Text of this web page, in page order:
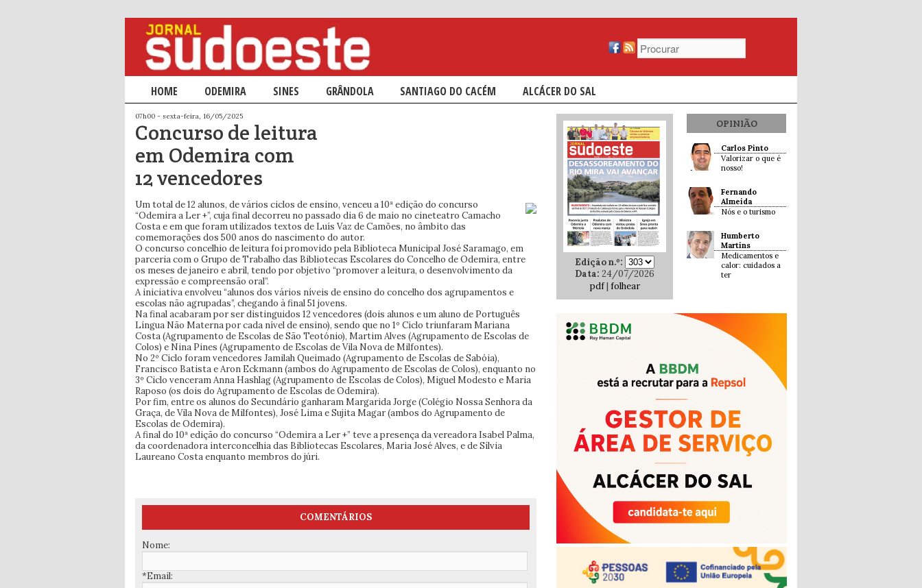
Menu principal
SALTAR PARA O CONTEÚDO PRIMÁRIO
SALTAR PARA O CONTEÚDO SECUNDÁRIO
HOME ODEMIRA SINES GRÂNDOLA SANTIAGO DO CACÉM ALCÁCER DO SAL
07h00 - sexta-feira, 16/05/2025
Concurso de leitura
em Odemira com
12 vencedores
Um total de 12 alunos, de vários ciclos de ensino, venceu a 10ª edição do concurso
“Odemira a Ler +”, cuja final decorreu no passado dia 6 de maio no cineteatro Camacho
Costa e em que foram utilizados textos de Luís Vaz de Camões, no âmbito das
comemorações dos 500 anos do nascimento do autor.
O concurso concelhio de leitura foi promovido pela Biblioteca Municipal José Saramago, em
parceria com o Grupo de Trabalho das Bibliotecas Escolares do Concelho de Odemira, entre
os meses de janeiro e abril, tendo por objetivo “promover a leitura, o desenvolvimento da
expressão e compreensão oral”.
A iniciativa envolveu “alunos dos vários níveis de ensino do concelho dos agrupamentos e
escolas não agrupadas”, chegando à final 51 jovens.
Na final acabaram por ser distinguidos 12 vencedores (dois alunos e um aluno de Português
Língua Não Materna por cada nível de ensino), sendo que no 1º Ciclo triunfaram Mariana
Costa (Agrupamento de Escolas de São Teotónio), Martim Alves (Agrupamento de Escolas de
Colos) e Nina Pines (Agrupamento de Escolas de Vila Nova de Milfontes).
No 2º Ciclo foram vencedores Jamilah Queimado (Agrupamento de Escolas de Sabóia),
Francisco Batista e Aron Eckmann (ambos do Agrupamento de Escolas de Colos), enquanto no
3º Ciclo venceram Anna Hashlag (Agrupamento de Escolas de Colos), Miguel Modesto e Maria
Raposo (os dois do Agrupamento de Escolas de Odemira).
Por fim, entre os alunos do Secundário ganharam Margarida Jorge (Colégio Nossa Senhora da
Graça, de Vila Nova de Milfontes), José Lima e Sujita Magar (ambos do Agrupamento de
Escolas de Odemira).
A final do 10ª edição do concurso “Odemira a Ler +” teve a presença da vereadora Isabel Palma,
da coordenadora interconcelhia das Bibliotecas Escolares, Maria José Alves, e de Sílvia
Laureano Costa enquanto membros do júri.
COMENTÁRIOS
Nome:
*Email:
Edição n.º:
Data: 24/07/2026
pdf | folhear
OPINIÃO
Carlos Pinto
Valorizar o que é
nosso!
Fernando
Almeida
Nós e o turismo
Humberto
Martins
Medicamentos e
calor: cuidados a
ter